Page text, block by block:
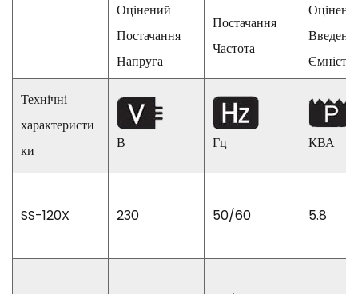
Оцінений
Постачання
Напруга
Постачання
Частота
Ємність
Технічні
характеристи
ки
В Гц КВА
SS-120X 230 50/60 5.8